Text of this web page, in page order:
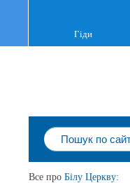
Гіди
Все про Білу Церкву: